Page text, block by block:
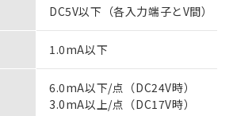
DC5V以下（各入力端子とV間）
1.0mA以下
6.0mA以下/点（DC24V時）
3.0mA以上/点（DC17V時）